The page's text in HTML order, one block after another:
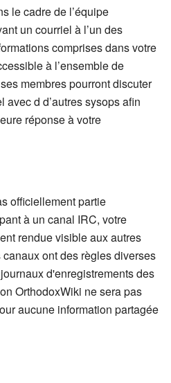
le cadre de l’équipe
un courriel à l’un des
comprises dans votre
à l’ensemble de
membres pourront discuter
avec d d’autres sysops afin
réponse à votre
officiellement partie
à un canal IRC, votre
rendue visible aux autres
ont des règles diverses
d'enregistrements des
OrthodoxWiki ne sera pas
aucune information partagée